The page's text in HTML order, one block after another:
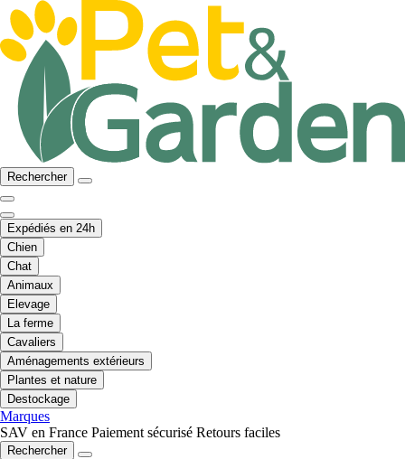
Rechercher
Expédiés en 24h
Chien
Chat
Animaux
Elevage
La ferme
Cavaliers
Aménagements extérieurs
Plantes et nature
Destockage
Marques
SAV en France Paiement sécurisé Retours faciles
Rechercher